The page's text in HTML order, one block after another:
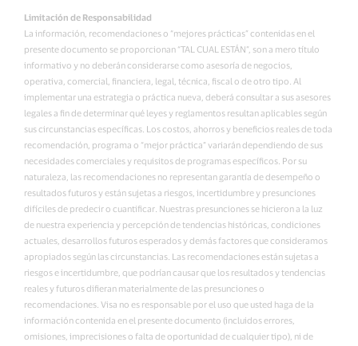
Limitación de Responsabilidad
La información, recomendaciones o “mejores prácticas” contenidas en el
presente documento se proporcionan “TAL CUAL ESTÁN”, son a mero título
informativo y no deberán considerarse como asesoría de negocios,
operativa, comercial, financiera, legal, técnica, fiscal o de otro tipo. Al
implementar una estrategia o práctica nueva, deberá consultar a sus asesores
legales a fin de determinar qué leyes y reglamentos resultan aplicables según
sus circunstancias específicas. Los costos, ahorros y beneficios reales de toda
recomendación, programa o “mejor práctica” variarán dependiendo de sus
necesidades comerciales y requisitos de programas específicos. Por su
naturaleza, las recomendaciones no representan garantía de desempeño o
resultados futuros y están sujetas a riesgos, incertidumbre y presunciones
difíciles de predecir o cuantificar. Nuestras presunciones se hicieron a la luz
de nuestra experiencia y percepción de tendencias históricas, condiciones
actuales, desarrollos futuros esperados y demás factores que consideramos
apropiados según las circunstancias. Las recomendaciones están sujetas a
riesgos e incertidumbre, que podrían causar que los resultados y tendencias
reales y futuros difieran materialmente de las presunciones o
recomendaciones. Visa no es responsable por el uso que usted haga de la
información contenida en el presente documento (incluidos errores,
omisiones, imprecisiones o falta de oportunidad de cualquier tipo), ni de